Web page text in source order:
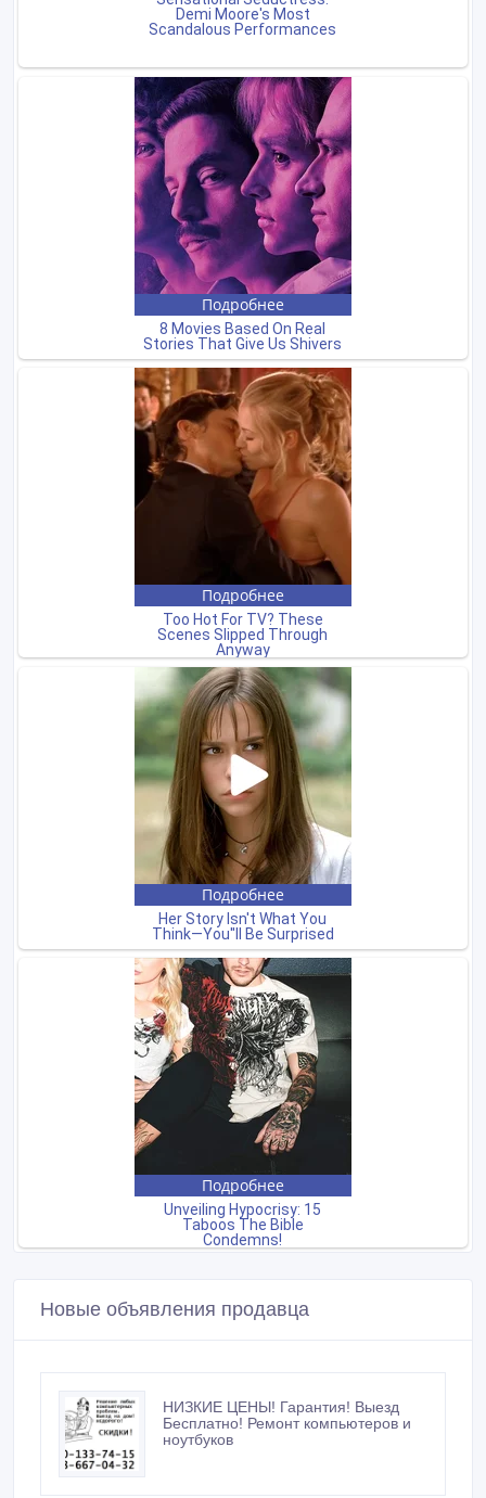
Новые объявления продавца
НИЗКИЕ ЦЕНЫ! Гарантия! Выезд
Бесплатно! Ремонт компьютеров и
ноутбуков